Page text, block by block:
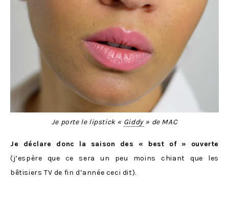
Je porte le lipstick « Giddy» de MAC
Je déclare donc la saison des « best of » ouverte
(j’espère que ce sera un peu moins chiant que les
bêtisiers TV de fin d’année ceci dit).